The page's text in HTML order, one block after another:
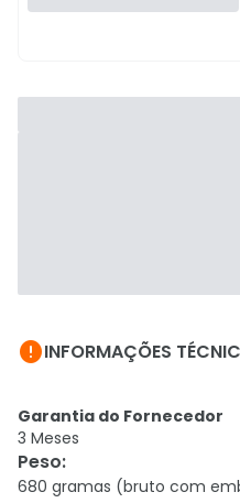
INFORMAÇÕES
Garantia do Fornecedor
3 Meses
Peso:
680 gramas (bruto com